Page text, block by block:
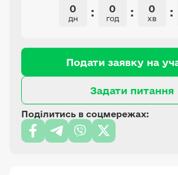
0
дн : 0
год : 0
хв :
Подати заявку на
Задати питання
Поділитись в соцмережах: